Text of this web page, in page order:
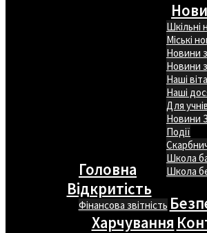
Головна
Шкільні
Міські
Новини
Новини
Наші
Наші
Для
Новини
Події
Школа
Школа
Відкритість
Фінансова звітність
Харчування